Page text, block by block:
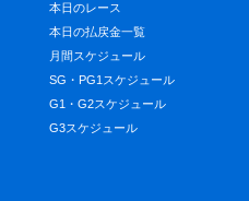
本日のレース
本日の払戻金一覧
月間スケジュール
SG・PG1スケジュール
G1・G2スケジュール
G3スケジュール